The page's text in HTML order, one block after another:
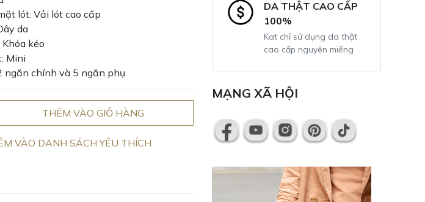
lót: Vải lót cao cấp
da
Khóa kéo
Mini
ngăn chính và 5 ngăn phụ
THÊM VÀO GIỎ HÀNG
VÀO DANH SÁCH YÊU THÍCH
DA THẬT CAO CẤP
100%
Kat chỉ sử dụng da thật
cao cấp nguyên miếng
MẠNG XÃ HỘI